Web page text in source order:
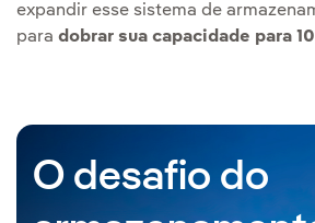
expandir esse sistema de
para dobrar sua capacidade para
O desafio do